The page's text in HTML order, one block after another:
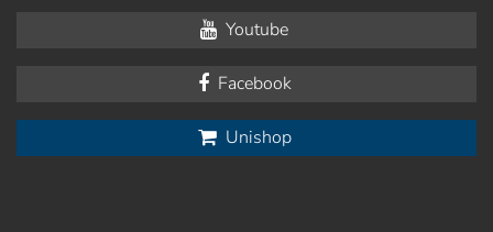
Youtube
Facebook
Unishop